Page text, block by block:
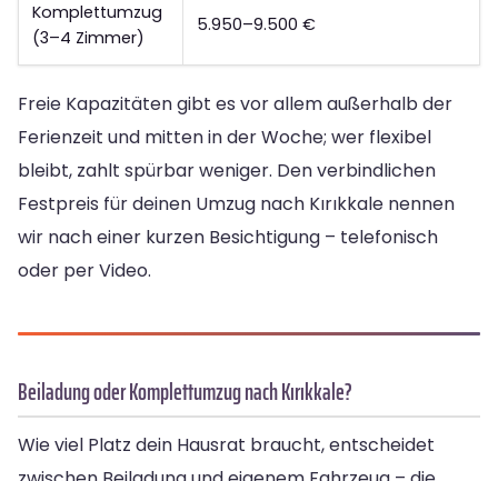
Komplettumzug
(3–4 Zimmer)
5.950–9.500 €
Freie Kapazitäten gibt es vor allem außerhalb der
Ferienzeit und mitten in der Woche; wer flexibel
bleibt, zahlt spürbar weniger. Den verbindlichen
Festpreis für deinen Umzug nach Kırıkkale nennen
wir nach einer kurzen Besichtigung – telefonisch
oder per Video.
Beiladung oder Komplettumzug nach Kırıkkale?
Wie viel Platz dein Hausrat braucht, entscheidet